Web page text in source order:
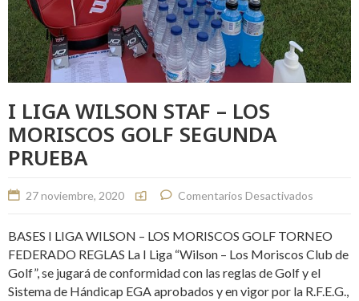
I LIGA WILSON STAF – LOS
MORISCOS GOLF SEGUNDA
PRUEBA
27 noviembre, 2020 Comentarios Desactivados
BASES I LIGA WILSON – LOS MORISCOS GOLF TORNEO
FEDERADO REGLAS La I Liga “Wilson – Los Moriscos Club de
Golf”, se jugará de conformidad con las reglas de Golf y el
Sistema de Hándicap EGA aprobados y en vigor por la R.F.E.G.,